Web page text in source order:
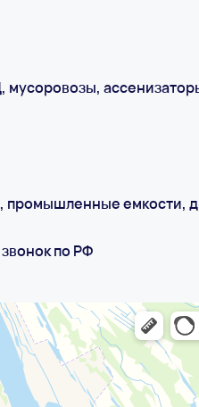
мусоровозы,
промышленные емкости,
по РФ